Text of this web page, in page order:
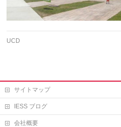
UCD
サイトマップ
IESS ブログ
会社概要